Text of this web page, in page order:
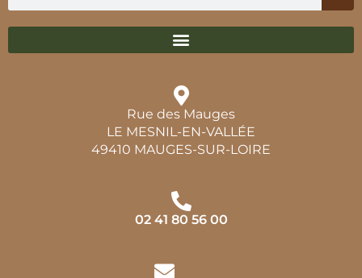
Rue des Mauges
LE MESNIL-EN-VALLÉE
49410 MAUGES-SUR-LOIRE
02 41 80 56 00